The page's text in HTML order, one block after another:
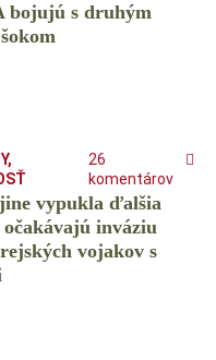
bojujú s druhým
,
26
komentárov
vypukla ďalšia
inváziu
vojakov s